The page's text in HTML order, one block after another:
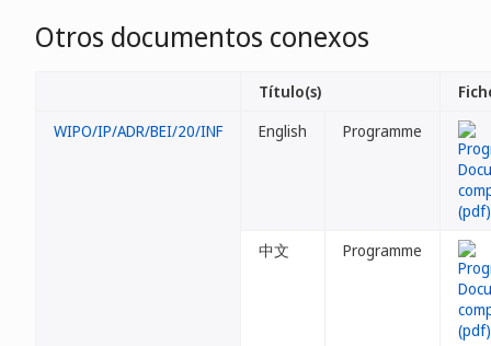
Otros documentos conexos
Título(s)
WIPO/IP/ADR/BEI/20/INF
English Programme
中文 Programme